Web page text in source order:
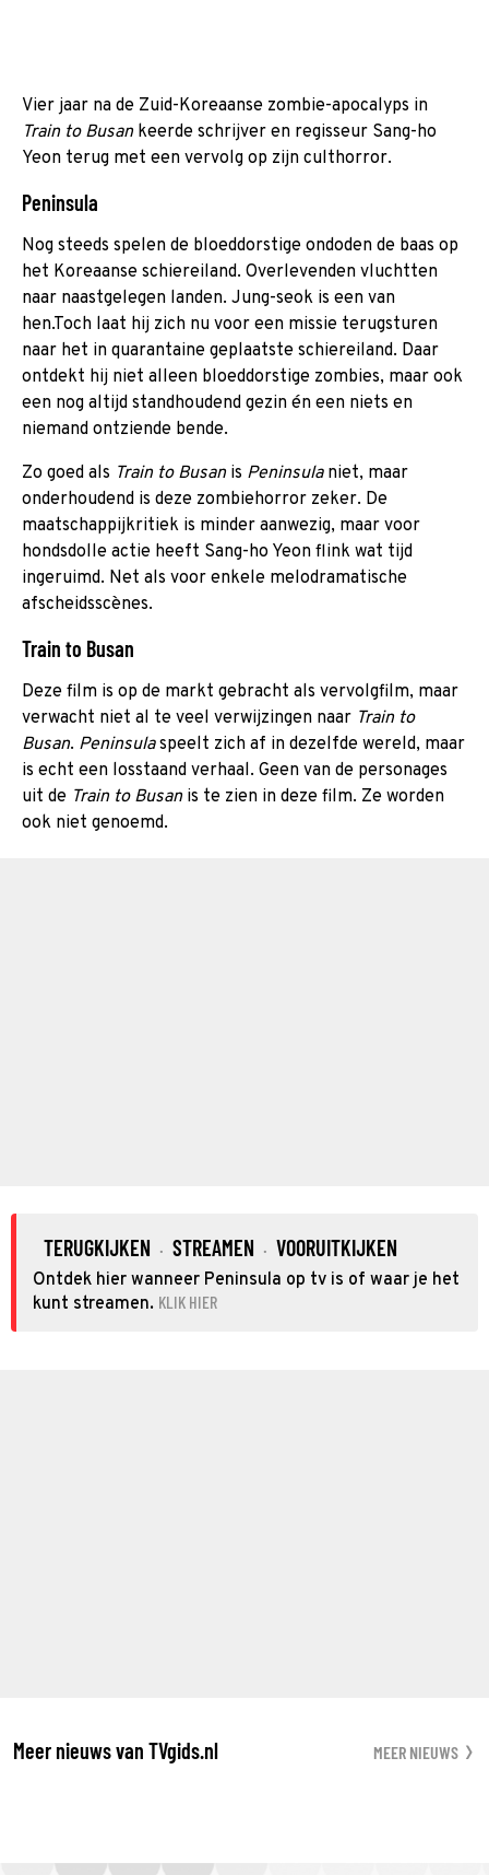
Vier jaar na de Zuid-Koreaanse zombie-apocalyps in
Train to Busankeerde schrijver en regisseur Sang-ho
Yeon terug met een vervolg op zijn culthorror.
Peninsula
Nog steeds spelen de bloeddorstige ondoden de baas op
het Koreaanse schiereiland. Overlevenden vluchtten
naar naastgelegen landen. Jung-seok is een van
hen.Toch laat hij zich nu voor een missie terugsturen
naar het in quarantaine geplaatste schiereiland. Daar
ontdekt hij niet alleen bloeddorstige zombies, maar ook
een nog altijd standhoudend gezin én een niets en
niemand ontziende bende.
Zo goed als Train to Busan is Peninsulaniet, maar
onderhoudend is deze zombiehorror zeker. De
maatschappijkritiek is minder aanwezig, maar voor
hondsdolle actie heeft Sang-ho Yeon flink wat tijd
ingeruimd. Net als voor enkele melodramatische
afscheidsscènes.
Train to Busan
Deze film is op de markt gebracht als vervolgfilm, maar
verwacht niet al te veel verwijzingen naar Train to
Busan. Peninsulaspeelt zich af in dezelfde wereld, maar
is echt een losstaand verhaal. Geen van de personages
uit de Train to Busanis te zien in deze film. Ze worden
ook niet genoemd.
TERUGKIJKEN · STREAMEN · VOORUITKIJKEN
Ontdek hier wanneer Peninsula op tv is of waar je het
kunt streamen. KLIK HIER
Meer nieuws van TVgids.nl MEER NIEUWS